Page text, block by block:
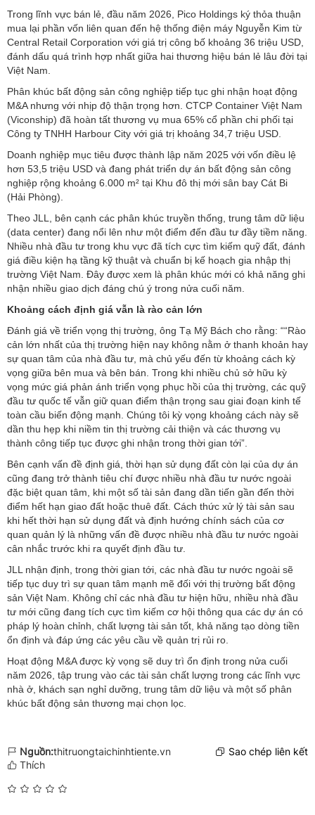
Trong lĩnh vực bán lẻ, đầu năm 2026, Pico Holdings ký thỏa thuận
mua lại phần vốn liên quan đến hệ thống điện máy Nguyễn Kim từ
Central Retail Corporation với giá trị công bố khoảng 36 triệu USD,
đánh dấu quá trình hợp nhất giữa hai thương hiệu bán lẻ lâu đời tại
Việt Nam.
Phân khúc bất động sản công nghiệp tiếp tục ghi nhận hoạt động
M&A nhưng với nhịp độ thận trọng hơn. CTCP Container Việt Nam
(Viconship) đã hoàn tất thương vụ mua 65% cổ phần chi phối tại
Công ty TNHH Harbour City với giá trị khoảng 34,7 triệu USD.
Doanh nghiệp mục tiêu được thành lập năm 2025 với vốn điều lệ
hơn 53,5 triệu USD và đang phát triển dự án bất động sản công
nghiệp rộng khoảng 6.000 m² tại Khu đô thị mới sân bay Cát Bi
(Hải Phòng).
Theo JLL, bên cạnh các phân khúc truyền thống, trung tâm dữ liệu
(data center) đang nổi lên như một điểm đến đầu tư đầy tiềm năng.
Nhiều nhà đầu tư trong khu vực đã tích cực tìm kiếm quỹ đất, đánh
giá điều kiện hạ tầng kỹ thuật và chuẩn bị kế hoạch gia nhập thị
trường Việt Nam. Đây được xem là phân khúc mới có khả năng ghi
nhận nhiều giao dịch đáng chú ý trong nửa cuối năm.
Khoảng cách định giá vẫn là rào cản lớn
Đánh giá về triển vọng thị trường, ông Tạ Mỹ Bách cho rằng: ““Rào
cản lớn nhất của thị trường hiện nay không nằm ở thanh khoản hay
sự quan tâm của nhà đầu tư, mà chủ yếu đến từ khoảng cách kỳ
vọng giữa bên mua và bên bán. Trong khi nhiều chủ sở hữu kỳ
vọng mức giá phản ánh triển vọng phục hồi của thị trường, các quỹ
đầu tư quốc tế vẫn giữ quan điểm thận trọng sau giai đoạn kinh tế
toàn cầu biến động mạnh. Chúng tôi kỳ vọng khoảng cách này sẽ
dần thu hẹp khi niềm tin thị trường cải thiện và các thương vụ
thành công tiếp tục được ghi nhận trong thời gian tới”.
Bên cạnh vấn đề định giá, thời hạn sử dụng đất còn lại của dự án
cũng đang trở thành tiêu chí được nhiều nhà đầu tư nước ngoài
đặc biệt quan tâm, khi một số tài sản đang dần tiến gần đến thời
điểm hết hạn giao đất hoặc thuê đất. Cách thức xử lý tài sản sau
khi hết thời hạn sử dụng đất và định hướng chính sách của cơ
quan quản lý là những vấn đề được nhiều nhà đầu tư nước ngoài
cân nhắc trước khi ra quyết định đầu tư.
JLL nhận định, trong thời gian tới, các nhà đầu tư nước ngoài sẽ
tiếp tục duy trì sự quan tâm mạnh mẽ đối với thị trường bất động
sản Việt Nam. Không chỉ các nhà đầu tư hiện hữu, nhiều nhà đầu
tư mới cũng đang tích cực tìm kiếm cơ hội thông qua các dự án có
pháp lý hoàn chỉnh, chất lượng tài sản tốt, khả năng tạo dòng tiền
ổn định và đáp ứng các yêu cầu về quản trị rủi ro.
Hoạt động M&A được kỳ vọng sẽ duy trì ổn định trong nửa cuối
năm 2026, tập trung vào các tài sản chất lượng trong các lĩnh vực
nhà ở, khách sạn nghỉ dưỡng, trung tâm dữ liệu và một số phân
khúc bất động sản thương mại chọn lọc.
Nguồn:thitruongtaichinhtiente.vn
Sao chép liên kết
Thích